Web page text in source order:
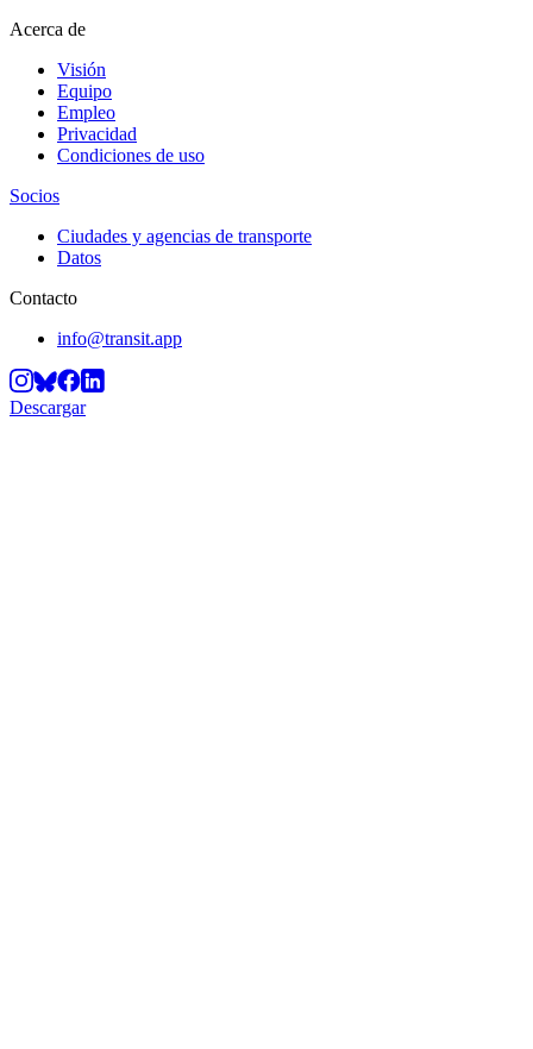
Acerca de
Visión
Equipo
Empleo
Privacidad
Condiciones de uso
Socios
Ciudades y agencias de transporte
Datos
Contacto
info@transit.app
Descargar